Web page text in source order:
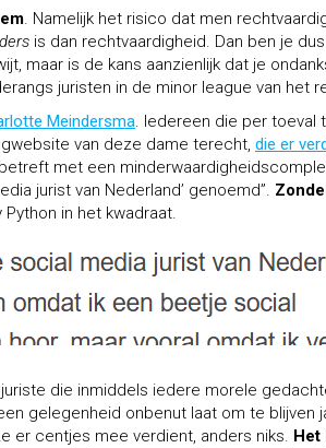
. Namelijk het risico dat men
is dan rechtvaardigheid. Dan ben je
maar is de kans aanzienlijk dat je
juristen in de minor league van het
Meindersma. Iedereen die per toeval
van deze dame terecht, die er
met een
jurist van Nederland’ genoemd”.
in het kwadraat.
die inmiddels iedere morele
gelegenheid onbenut laat om te blijven
er centjes mee verdient, anders niks. Het